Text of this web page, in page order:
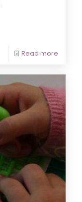
Read more